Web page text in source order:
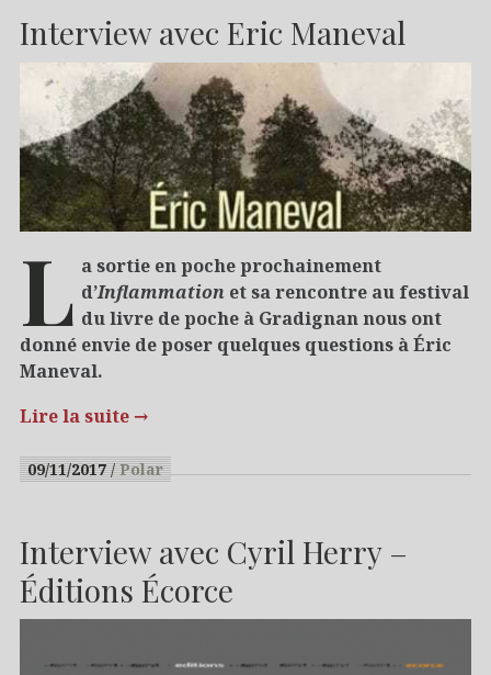
Interview avec Eric Maneval
L a sortie en poche prochainement
d’Inflammationet sa rencontre au festival
du livre de poche à Gradignan nous ont
donné envie de poser quelques questions à Éric
Maneval.
Lire la suite →
09/11/2017 Polar
Interview avec Cyril Herry –
Éditions Écorce